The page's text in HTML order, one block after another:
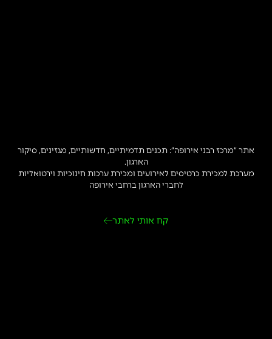
אתר “מרכז רבני אירופה”: תכנים תדמיתיים, חדשותיים, מגזינים, סיקור
הארגון.
מערכת למכירת כרטיסים לאירועים ומכירת ערכות חינוכיות וירטואליות
לחברי הארגון ברחבי אירופה
קח אותי לאתר